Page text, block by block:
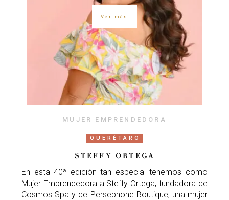
Ver más
MUJER EMPRENDEDORA
QUERÉTARO
STEFFY ORTEGA
En esta 40ª edición tan especial tenemos como
Mujer Emprendedora a Steffy Ortega, fundadora de
Cosmos Spa y de Persephone Boutique; una mujer